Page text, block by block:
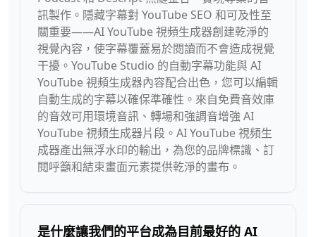
訊製作。隱藏字幕對 YouTube SEO 和可及性至
關重要——AI YouTube 視頻生成器創建乾淨的
視覺內容，使字幕覆蓋易於閱讀而不會造成視覺
干擾。YouTube Studio 的自動字幕功能與 AI
YouTube 視頻生成器內容配合出色，您可以編輯
自動生成的字幕以確保準確性。來自免費音效庫
的音效可用環境音訊、轉場和強調音增強 AI
YouTube 視頻生成器片段。AI YouTube 視頻生
成器產出無浮水印的輸出，為您的品牌標識、訂
閱呼籲和結束畫面元素提供乾淨的畫布。
是什麼讓我們的平台成為目前最好的 AI